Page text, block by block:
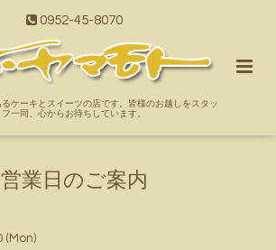
0952-45-8070
ケーキとスイーツの店です。皆様のお越しをスタッ
フ一同、心からお待ちしています。
営業日のご案内
(Mon)